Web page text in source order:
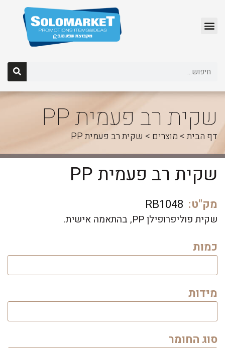
שקית רב פעמית PP
דף הבית> מוצרים > שקית רב פעמית PP
שקית רב פעמית PP
מק"ט: RB1048
שקית פוליפרופילן PP, בהתאמה אישית.
כמות
מידות
סוג החומר